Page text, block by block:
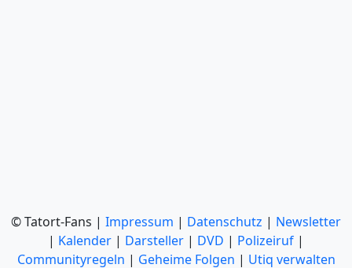
© Tatort-Fans | Impressum | Datenschutz | Newsletter
| Kalender | Darsteller | DVD | Polizeiruf |
Communityregeln | Geheime Folgen | Utiq verwalten